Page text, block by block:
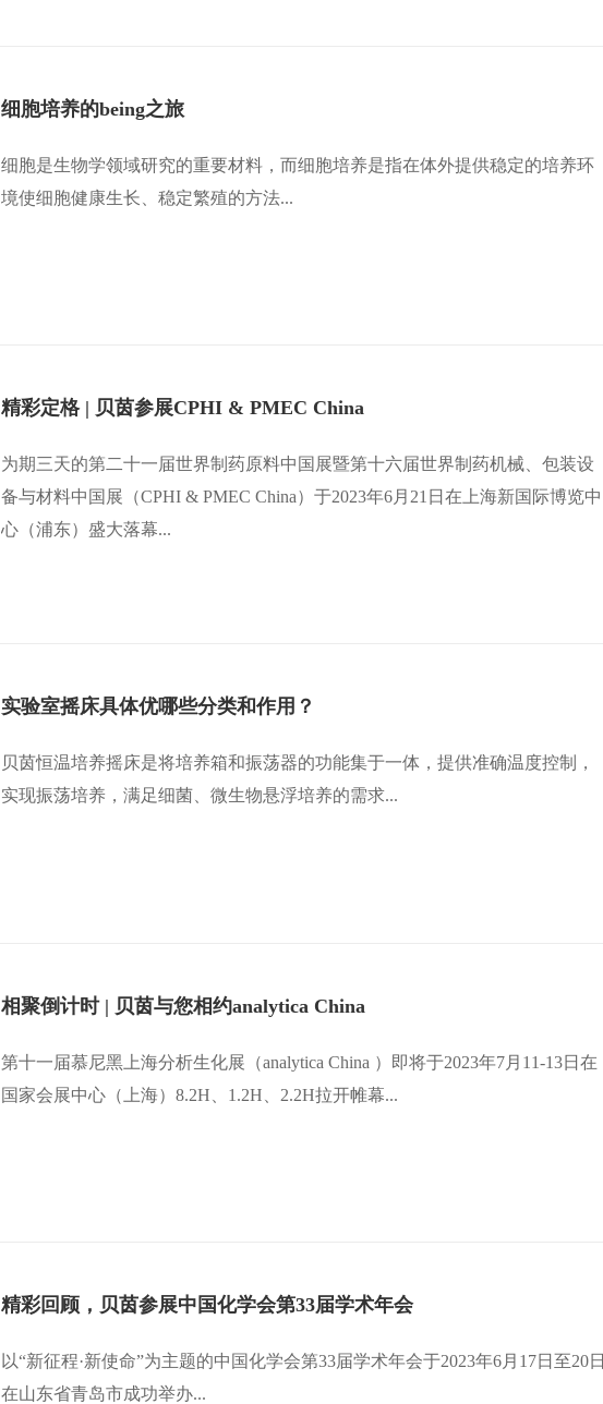
细胞培养的being之旅
细胞是生物学领域研究的重要材料，而细胞培养是指在体外提供稳定的培养环
境使细胞健康生长、稳定繁殖的方法...
精彩定格 | 贝茵参展CPHI & PMEC China
为期三天的第二十一届世界制药原料中国展暨第十六届世界制药机械、包装设
备与材料中国展（CPHI & PMEC China）于2023年6月21日在上海新国际博览中
心（浦东）盛大落幕...
实验室摇床具体优哪些分类和作用？
贝茵恒温培养摇床是将培养箱和振荡器的功能集于一体，提供准确温度控制，
实现振荡培养，满足细菌、微生物悬浮培养的需求...
相聚倒计时 | 贝茵与您相约analytica China
第十一届慕尼黑上海分析生化展（analytica China ）即将于2023年7月11-13日在
国家会展中心（上海）8.2H、1.2H、2.2H拉开帷幕...
精彩回顾，贝茵参展中国化学会第33届学术年会
以“新征程·新使命”为主题的中国化学会第33届学术年会于2023年6月17日至20日
在山东省青岛市成功举办...